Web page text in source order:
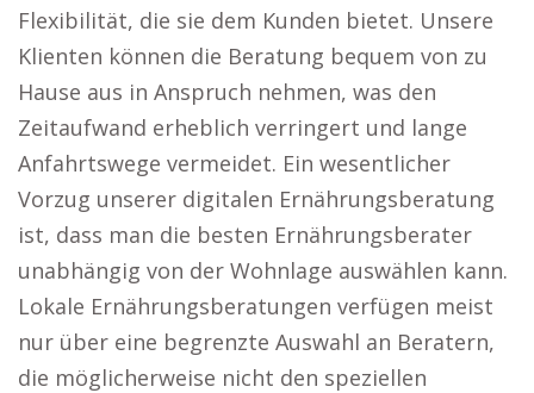
Flexibilität, die sie dem Kunden bietet. Unsere
Klienten können die Beratung bequem von zu
Hause aus in Anspruch nehmen, was den
Zeitaufwand erheblich verringert und lange
Anfahrtswege vermeidet. Ein wesentlicher
Vorzug unserer digitalen Ernährungsberatung
ist, dass man die besten Ernährungsberater
unabhängig von der Wohnlage auswählen kann.
Lokale Ernährungsberatungen verfügen meist
nur über eine begrenzte Auswahl an Beratern,
die möglicherweise nicht den speziellen